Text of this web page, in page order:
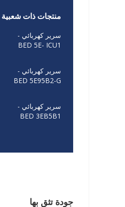
منتجات ذات شعبية
سرير كهربائي -
BED 5E- ICU1
سرير كهربائي -
BED 5E95B2-G
سرير كهربائي -
BED 3EB5B1
جودة تثق بها